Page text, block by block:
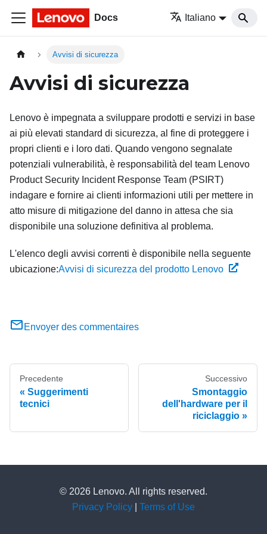
Docs Italiano
Avvisi di sicurezza
Avvisi di sicurezza
Lenovo è impegnata a sviluppare prodotti e servizi in base
ai più elevati standard di sicurezza, al fine di proteggere i
propri clienti e i loro dati. Quando vengono segnalate
potenziali vulnerabilità, è responsabilità del team Lenovo
Product Security Incident Response Team (PSIRT)
indagare e fornire ai clienti informazioni utili per mettere in
atto misure di mitigazione del danno in attesa che sia
disponibile una soluzione definitiva al problema.
L'elenco degli avvisi correnti è disponibile nella seguente
ubicazione:Avvisi di sicurezza del prodotto Lenovo
Envoyer des commentaires
Precedente
Suggerimenti
tecnici
Successivo
Smontaggio
dell'hardware per il
riciclaggio
© 2026 Lenovo. All rights reserved.
Privacy Policy
Terms of Use